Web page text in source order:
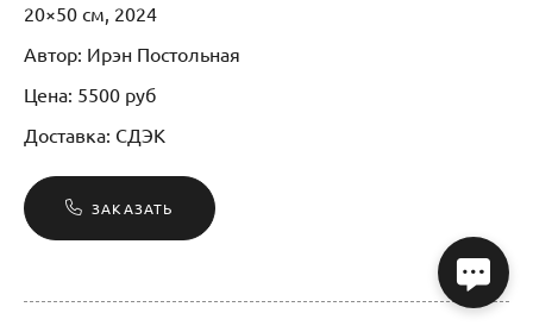
20×50 см, 2024
Автор: Ирэн Постольная
Цена: 5500 руб
Доставка: СДЭК
ЗАКАЗАТЬ